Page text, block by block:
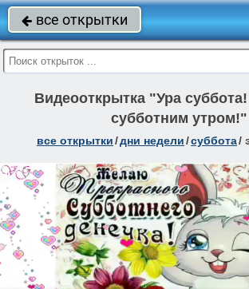
 все открытки
Видеооткрытка "Ура
субботним утром!"
все открытки/дни недели/суббота/